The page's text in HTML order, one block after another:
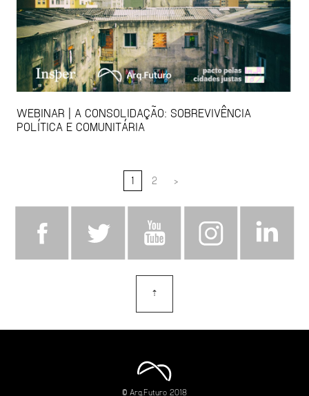
WEBINAR | A CONSOLIDAÇÃO: SOBREVIVÊNCIA
POLÍTICA E COMUNITÁRIA
1 2 >
⇡
© Arq.Futuro 2018